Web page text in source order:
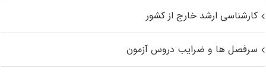
کارشناسی ارشد خارج از کشور
سرفصل ها و ضرایب دروس آزمون